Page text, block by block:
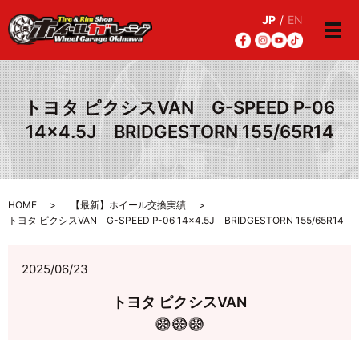
JP / EN
メ
トヨタ ピクシスVAN G-SPEED P-06
14×4.5J BRIDGESTORN 155/65R14
HOME
【最新】ホイール交換実績
トヨタ ピクシスVAN G-SPEED P-06 14×4.5J BRIDGESTORN 155/65R14
2025/06/23
トヨタ ピクシスVAN